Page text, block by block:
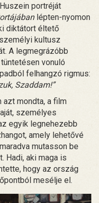
portréját
lépten-nyomon
diktátort éltető
kultusz
A legmegrázóbb
vonuló
felhangzó rigmus:
Szaddam!”
azt mondta, a film
személyes
egyik legnehezebb
amely lehetővé
mutasson be
Hadi, aki maga is
hogy az ország
mesélje el.